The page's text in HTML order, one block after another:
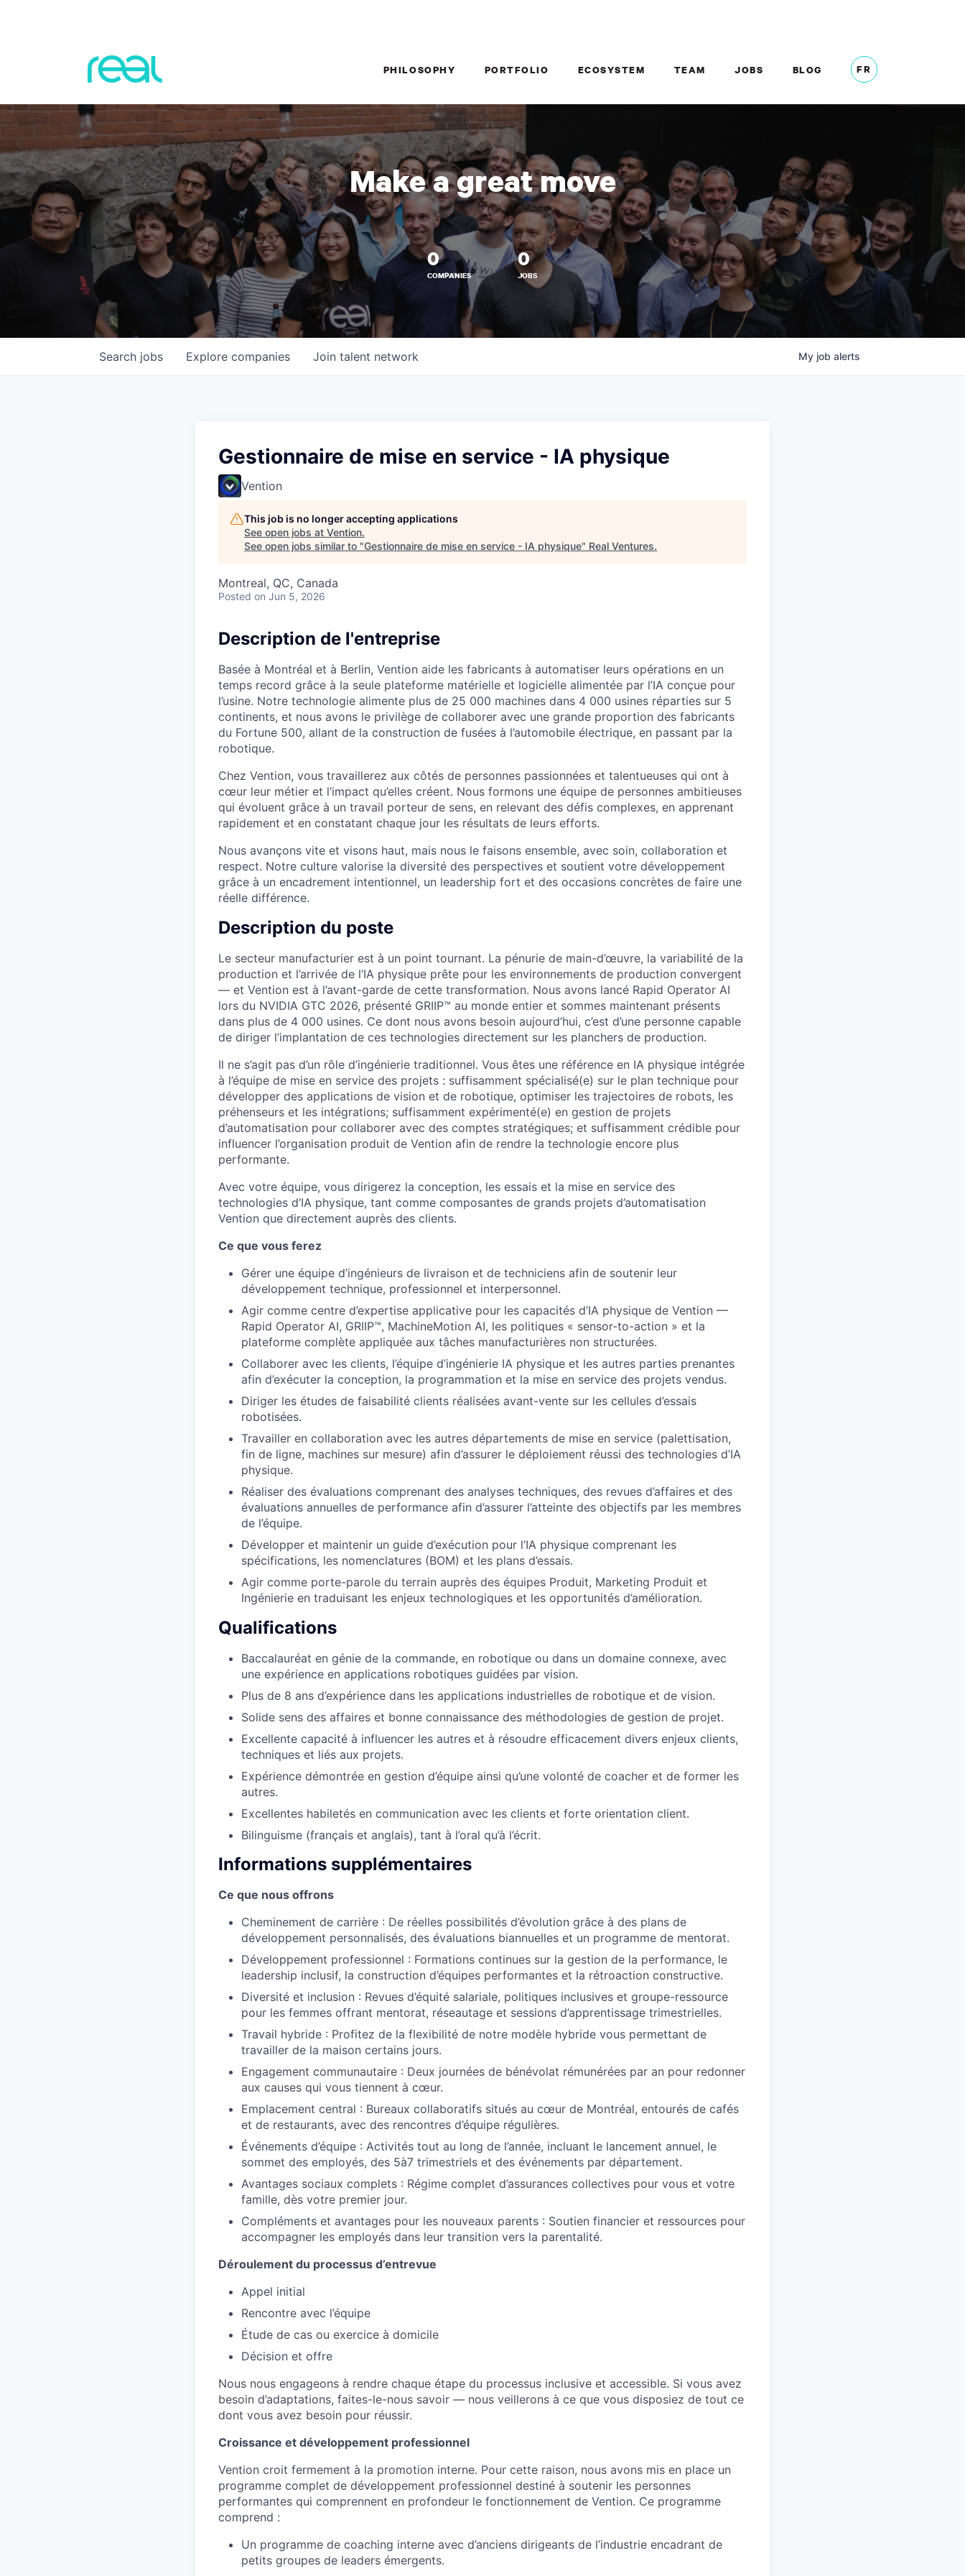
PHILOSOPHY PORTFOLIO ECOSYSTEM TEAM JOBS BLOG FR
Make a great move
0
COMPANIES
0
JOBS
Search jobs Explore companies Join talent network My job alerts
Gestionnaire de mise en service - IA physique
Vention
This job is no longer accepting applications
See open jobs at Vention.
See open jobs similar to "Gestionnaire de mise en service - IA physique" Real Ventures.
Montreal, QC, Canada
Posted on Jun 5, 2026
Description de l'entreprise
Basée à Montréal et à Berlin, Vention aide les fabricants à automatiser leurs opérations en un
temps record grâce à la seule plateforme matérielle et logicielle alimentée par l’IA conçue pour
l’usine. Notre technologie alimente plus de 25 000 machines dans 4 000 usines réparties sur 5
continents, et nous avons le privilège de collaborer avec une grande proportion des fabricants
du Fortune 500, allant de la construction de fusées à l’automobile électrique, en passant par la
robotique.
Chez Vention, vous travaillerez aux côtés de personnes passionnées et talentueuses qui ont à
cœur leur métier et l’impact qu’elles créent. Nous formons une équipe de personnes ambitieuses
qui évoluent grâce à un travail porteur de sens, en relevant des défis complexes, en apprenant
rapidement et en constatant chaque jour les résultats de leurs efforts.
Nous avançons vite et visons haut, mais nous le faisons ensemble, avec soin, collaboration et
respect. Notre culture valorise la diversité des perspectives et soutient votre développement
grâce à un encadrement intentionnel, un leadership fort et des occasions concrètes de faire une
réelle différence.
Description du poste
Le secteur manufacturier est à un point tournant. La pénurie de main-d’œuvre, la variabilité de la
production et l’arrivée de l’IA physique prête pour les environnements de production convergent
— et Vention est à l’avant-garde de cette transformation. Nous avons lancé Rapid Operator AI
lors du NVIDIA GTC 2026, présenté GRIIP™ au monde entier et sommes maintenant présents
dans plus de 4 000 usines. Ce dont nous avons besoin aujourd’hui, c’est d’une personne capable
de diriger l’implantation de ces technologies directement sur les planchers de production.
Il ne s’agit pas d’un rôle d’ingénierie traditionnel. Vous êtes une référence en IA physique intégrée
à l’équipe de mise en service des projets : suffisamment spécialisé(e) sur le plan technique pour
développer des applications de vision et de robotique, optimiser les trajectoires de robots, les
préhenseurs et les intégrations; suffisamment expérimenté(e) en gestion de projets
d’automatisation pour collaborer avec des comptes stratégiques; et suffisamment crédible pour
influencer l’organisation produit de Vention afin de rendre la technologie encore plus
performante.
Avec votre équipe, vous dirigerez la conception, les essais et la mise en service des
technologies d’IA physique, tant comme composantes de grands projets d’automatisation
Vention que directement auprès des clients.
Ce que vous ferez
Gérer une équipe d’ingénieurs de livraison et de techniciens afin de soutenir leur
développement technique, professionnel et interpersonnel.
Agir comme centre d’expertise applicative pour les capacités d’IA physique de Vention —
Rapid Operator AI, GRIIP™, MachineMotion AI, les politiques « sensor-to-action » et la
plateforme complète appliquée aux tâches manufacturières non structurées.
Collaborer avec les clients, l’équipe d’ingénierie IA physique et les autres parties prenantes
afin d’exécuter la conception, la programmation et la mise en service des projets vendus.
Diriger les études de faisabilité clients réalisées avant-vente sur les cellules d’essais
robotisées.
Travailler en collaboration avec les autres départements de mise en service (palettisation,
fin de ligne, machines sur mesure) afin d’assurer le déploiement réussi des technologies d’IA
physique.
Réaliser des évaluations comprenant des analyses techniques, des revues d’affaires et des
évaluations annuelles de performance afin d’assurer l’atteinte des objectifs par les membres
de l’équipe.
Développer et maintenir un guide d’exécution pour l’IA physique comprenant les
spécifications, les nomenclatures (BOM) et les plans d’essais.
Agir comme porte-parole du terrain auprès des équipes Produit, Marketing Produit et
Ingénierie en traduisant les enjeux technologiques et les opportunités d’amélioration.
Qualifications
Baccalauréat en génie de la commande, en robotique ou dans un domaine connexe, avec
une expérience en applications robotiques guidées par vision.
Plus de 8 ans d’expérience dans les applications industrielles de robotique et de vision.
Solide sens des affaires et bonne connaissance des méthodologies de gestion de projet.
Excellente capacité à influencer les autres et à résoudre efficacement divers enjeux clients,
techniques et liés aux projets.
Expérience démontrée en gestion d’équipe ainsi qu’une volonté de coacher et de former les
autres.
Excellentes habiletés en communication avec les clients et forte orientation client.
Bilinguisme (français et anglais), tant à l’oral qu’à l’écrit.
Informations supplémentaires
Ce que nous offrons
Cheminement de carrière : De réelles possibilités d’évolution grâce à des plans de
développement personnalisés, des évaluations biannuelles et un programme de mentorat.
Développement professionnel : Formations continues sur la gestion de la performance, le
leadership inclusif, la construction d’équipes performantes et la rétroaction constructive.
Diversité et inclusion : Revues d’équité salariale, politiques inclusives et groupe-ressource
pour les femmes offrant mentorat, réseautage et sessions d’apprentissage trimestrielles.
Travail hybride : Profitez de la flexibilité de notre modèle hybride vous permettant de
travailler de la maison certains jours.
Engagement communautaire : Deux journées de bénévolat rémunérées par an pour redonner
aux causes qui vous tiennent à cœur.
Emplacement central : Bureaux collaboratifs situés au cœur de Montréal, entourés de cafés
et de restaurants, avec des rencontres d’équipe régulières.
Événements d’équipe : Activités tout au long de l’année, incluant le lancement annuel, le
sommet des employés, des 5à7 trimestriels et des événements par département.
Avantages sociaux complets : Régime complet d’assurances collectives pour vous et votre
famille, dès votre premier jour.
Compléments et avantages pour les nouveaux parents : Soutien financier et ressources pour
accompagner les employés dans leur transition vers la parentalité.
Déroulement du processus d’entrevue
Appel initial
Rencontre avec l’équipe
Étude de cas ou exercice à domicile
Décision et offre
Nous nous engageons à rendre chaque étape du processus inclusive et accessible. Si vous avez
besoin d’adaptations, faites-le-nous savoir — nous veillerons à ce que vous disposiez de tout ce
dont vous avez besoin pour réussir.
Croissance et développement professionnel
Vention croit fermement à la promotion interne. Pour cette raison, nous avons mis en place un
programme complet de développement professionnel destiné à soutenir les personnes
performantes qui comprennent en profondeur le fonctionnement de Vention. Ce programme
comprend :
Un programme de coaching interne avec d’anciens dirigeants de l’industrie encadrant de
petits groupes de leaders émergents.